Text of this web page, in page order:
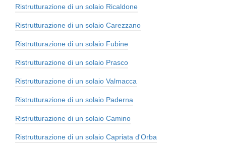
Ristrutturazione di un solaio Ricaldone
Ristrutturazione di un solaio Carezzano
Ristrutturazione di un solaio Fubine
Ristrutturazione di un solaio Prasco
Ristrutturazione di un solaio Valmacca
Ristrutturazione di un solaio Paderna
Ristrutturazione di un solaio Camino
Ristrutturazione di un solaio Capriata d'Orba